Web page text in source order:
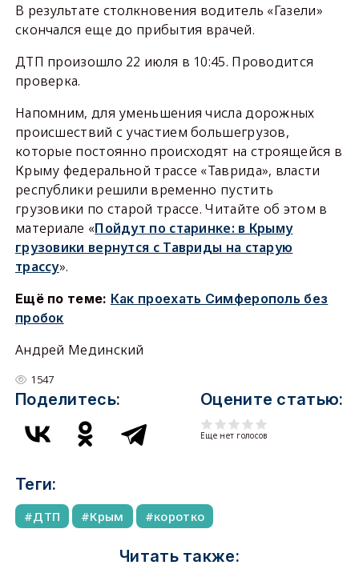
В результате столкновения водитель «Газели»
скончался еще до прибытия врачей.
ДТП произошло 22 июля в 10:45. Проводится
проверка.
Напомним, для уменьшения числа дорожных
происшествий с участием большегрузов,
которые постоянно происходят на строящейся в
Крыму федеральной трассе «Таврида», власти
республики решили временно пустить
грузовики по старой трассе. Читайте об этом в
материале «Пойдут по старинке: в Крыму
грузовики вернутся с Тавриды на старую
трассу».
Ещё по теме: Как проехать Симферополь без
пробок
Андрей Мединский
1547
Поделитесь: Оцените статью:
Еще нет голосов
Теги:
ДТП Крым коротко
Читать также: